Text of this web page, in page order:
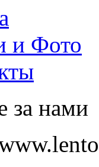
и Фото
за нами